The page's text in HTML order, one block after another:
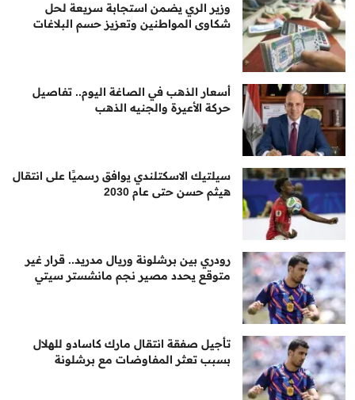
وزير الري يضمن استجابة سريعة لحل
شكاوى المواطنين وتعزيز حسم البلاغات
أسعار الذهب في الصاغة اليوم.. تفاصيل
حركة الأعيرة والجنيه الذهب
سيلتيك الاسكتلندي يوافق رسميًا على انتقال
هيثم حسن حتى عام 2030
رودري بين برشلونة وريال مدريد.. قرار غير
متوقع يحدد مصير نجم مانشستر سيتي
تأجيل صفقة انتقال مارك كاسادو للهلال
بسبب تعثر المفاوضات مع برشلونة